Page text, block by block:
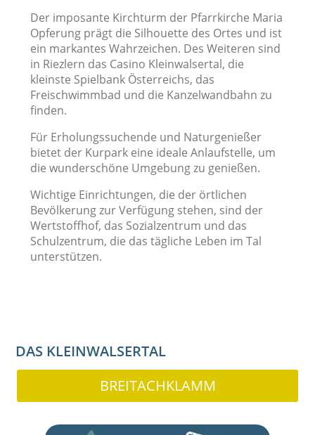
Der imposante Kirchturm der Pfarrkirche Maria
Opferung prägt die Silhouette des Ortes und ist
ein markantes Wahrzeichen. Des Weiteren sind
in Riezlern das Casino Kleinwalsertal, die
kleinste Spielbank Österreichs, das
Freischwimmbad und die Kanzelwandbahn zu
finden.
Für Erholungssuchende und Naturgenießer
bietet der Kurpark eine ideale Anlaufstelle, um
die wunderschöne Umgebung zu genießen.
Wichtige Einrichtungen, die der örtlichen
Bevölkerung zur Verfügung stehen, sind der
Wertstoffhof, das Sozialzentrum und das
Schulzentrum, die das tägliche Leben im Tal
unterstützen.
DAS KLEINWALSERTAL
BREITACHKLAMM